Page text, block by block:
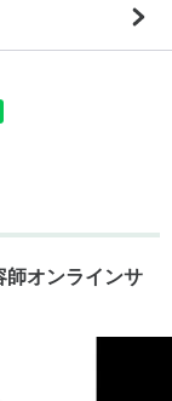
オンラインサ